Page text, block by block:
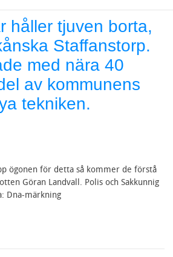
håller tjuven borta,
Staffanstorp.
med nära 40
av kommunens
tekniken.
ögonen för detta så kommer de förstå
Göran Landvall. Polis och Sakkunnig
Dna-märkning